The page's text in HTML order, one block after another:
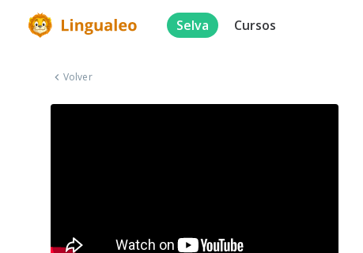
Selva Cursos
Volver